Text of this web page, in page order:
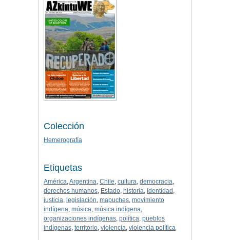
Colección
Hemerografía
Etiquetas
América,Argentina, Chile, cultura, democracia,
derechos humanos, Estado, historia, identidad ,
justicia, legislación, mapuches, movimiento
indígena, música, música indígena,
organizaciones indígenas, política, pueblos
indígenas, territorio, violencia, violencia política